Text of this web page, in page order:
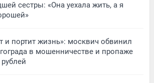
сестры: «Она уехала жить, а я
и портит жизнь»: москвич обвинил
в мошенничестве и пропаже